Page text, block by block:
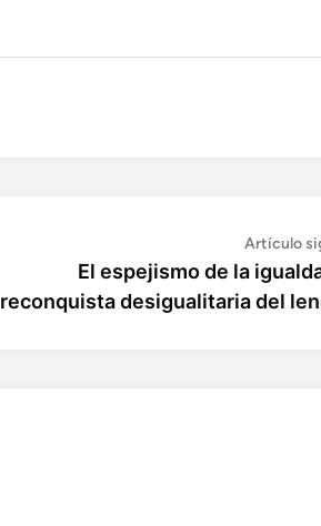
Artículo
El espejismo de la
reconquista desigualitaria del